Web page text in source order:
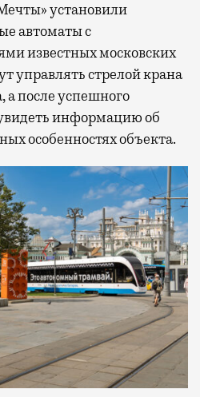
установили
автоматы с
известных московских
управлять стрелой крана
после успешного
информацию об
особенностях объекта.